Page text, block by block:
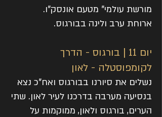
מורשת עולמי" מטעם אונסק"ו.
ארוחת ערב ולינה בבורגוס.
יום 11 | בורגוס - הדרך
לקומפוסטלה - לאון
נשלים את סיורנו בבורגוס ואח"כ נצא
בנסיעה מערבה בדרכנו לעיר לאון. שתי
הערים, בורגוס ולאון, ממוקמות על